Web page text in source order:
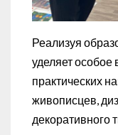
Реализуя
уделяет
практических
живописцев,
декоративного